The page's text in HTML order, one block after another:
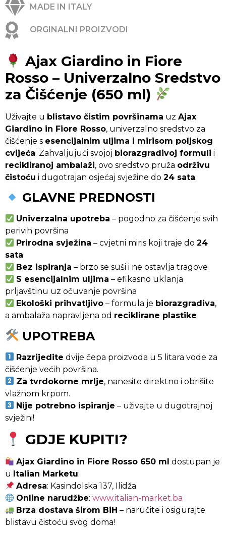
MADE IN ITALY
ORGINALNI PROIZVODI
Ajax Giardino in Fiore
Rosso – Univerzalno Sredstvo
za Čišćenje (650 ml)
Uživajte u blistavo čistim površinama uz Ajax
Giardino in Fiore Rosso, univerzalno sredstvo za
čišćenje s esencijalnim uljima i mirisom poljskog
cvijeća. Zahvaljujući svojoj biorazgradivoj formuli i
recikliranoj ambalaži, ovo sredstvo pruža održivu
čistoću i dugotrajan osjećaj svježine do 24 sata.
GLAVNE PREDNOSTI
Univerzalna upotreba – pogodno za čišćenje svih
perivih površina
Prirodna svježina – cvjetni miris koji traje do24
sata
Bez ispiranja – brzo se suši i ne ostavlja tragove
S esencijalnim uljima – efikasno uklanja
prljavštinu uz očuvanje površina
Ekološki prihvatljivo – formula je biorazgradiva,
a ambalaža napravljena od reciklirane plastike
UPOTREBA
Razrijedite dvije čepa proizvoda u 5 litara vode za
čišćenje većih površina.
Za tvrdokorne mrlje, nanesite direktno i obrišite
vlažnom krpom.
Nije potrebno ispiranje – uživajte u dugotrajnoj
svježini!
GDJE KUPITI?
Ajax Giardino in Fiore Rosso 650 ml dostupan je
u Italian Marketu:
Adresa: Kasindolska 137, Ilidža
Online narudžbe:www.italian-market.ba
Brza dostava širom BiH – naručite i osigurajte
blistavu čistoću svog doma!